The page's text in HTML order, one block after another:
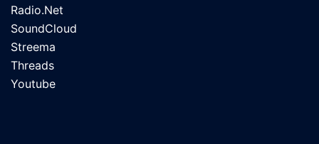
Radio.Net
SoundCloud
Streema
Threads
Youtube